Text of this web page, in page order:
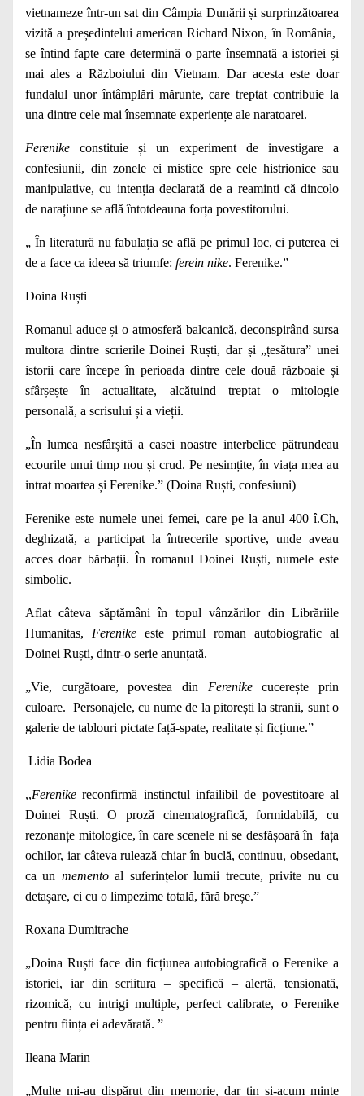
vietnameze într-un sat din Câmpia Dunării și surprinzătoarea
vizită a președintelui american Richard Nixon, în România,
se întind fapte care determină o parte însemnată a istoriei și
mai ales a Războiului din Vietnam. Dar acesta este doar
fundalul unor întâmplări mărunte, care treptat contribuie la
una dintre cele mai însemnate experiențe ale naratoarei.
Ferenike constituie și un experiment de investigare a
confesiunii, din zonele ei mistice spre cele histrionice sau
manipulative, cu intenția declarată de a reaminti că dincolo
de narațiune se află întotdeauna forța povestitorului.
„ În literatură nu fabulația se află pe primul loc, ci puterea ei
de a face ca ideea să triumfe: ferein nike. Ferenike.”
Doina Ruști
Romanul aduce și o atmosferă balcanică, deconspirând sursa
multora dintre scrierile Doinei Ruști, dar și „țesătura” unei
istorii care începe în perioada dintre cele două războaie și
sfârșește în actualitate, alcătuind treptat o mitologie
personală, a scrisului și a vieții.
„În lumea nesfârșită a casei noastre interbelice pătrundeau
ecourile unui timp nou și crud. Pe nesimțite, în viața mea au
intrat moartea și Ferenike.” (Doina Ruști, confesiuni)
Ferenike este numele unei femei, care pe la anul 400 î.Ch,
deghizată, a participat la întrecerile sportive, unde aveau
acces doar bărbații. În romanul Doinei Ruști, numele este
simbolic.
Aflat câteva săptămâni în topul vânzărilor din Librăriile
Humanitas, Ferenike este primul roman autobiografic al
Doinei Ruști, dintr-o serie anunțată.
„Vie, curgătoare, povestea din Ferenikecucerește prin
culoare. Personajele, cu nume de la pitorești la stranii, sunt o
galerie de tablouri pictate față-spate, realitate și ficțiune.”
Lidia Bodea
,,Ferenike reconfirmă instinctul infailibil de povestitoare al
Doinei Ruști. O proză cinematografică, formidabilă, cu
rezonanțe mitologice, în care scenele ni se desfășoară în fața
ochilor, iar câteva rulează chiar în buclă, continuu, obsedant,
ca un mementoal suferințelor lumii trecute, privite nu cu
detașare, ci cu o limpezime totală, fără breșe.”
Roxana Dumitrache
„Doina Ruști face din ficțiunea autobiografică o Ferenike a
istoriei, iar din scriitura – specifică – alertă, tensionată,
rizomică, cu intrigi multiple, perfect calibrate, o Ferenike
pentru ființa ei adevărată. ”
Ileana Marin
„Multe mi-au dispărut din memorie, dar țin și-acum minte